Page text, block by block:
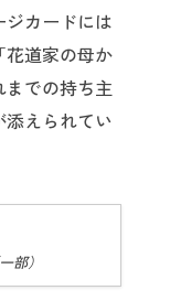
ジカードには
花道家の母か
までの持ち主
添えられてい
部）